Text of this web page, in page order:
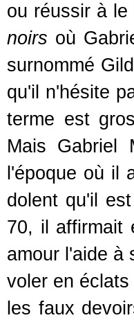
ou réussir à
noirs où
surnommé
qu'il n'hésite
terme est
Mais Gabriel
l'époque où il
dolent qu'il
70, il affirmait
amour l'aide à
voler en
les faux